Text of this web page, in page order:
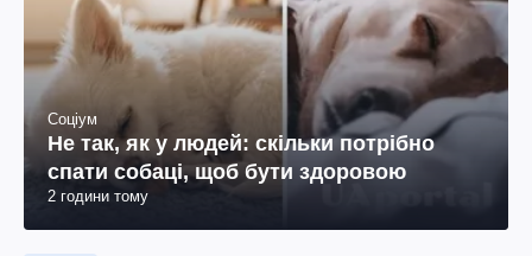
Соціум
Не так, як у людей: скільки потрібно
спати собаці, щоб бути здоровою
2 години тому